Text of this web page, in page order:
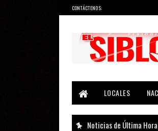
CONTÁCTENOS:
LOCALES
Noticias de Última Hora